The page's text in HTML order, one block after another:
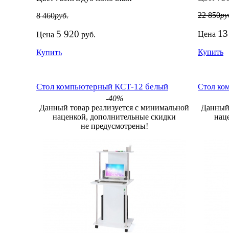
8 460руб.
Цена 5 920 руб.
Купить
22 850
Цена
Купить
Стол компьютерный КСТ-12 белый
-40%
Данный товар реализуется с минимальной
наценкой, дополнительные скидки
не предусмотрены!
Стол
Данный